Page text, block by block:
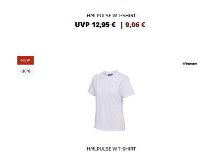
HMLPULSE W T-SHIRT
UVP 12,95 € | 9,06 €
NEW
-30%
HMLPULSE W T-SHIRT